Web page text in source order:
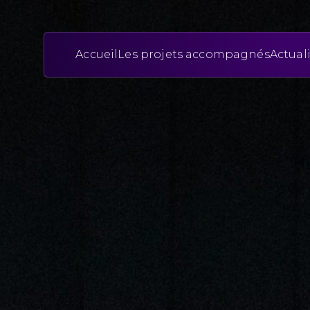
Accueil Les projets accompagnés